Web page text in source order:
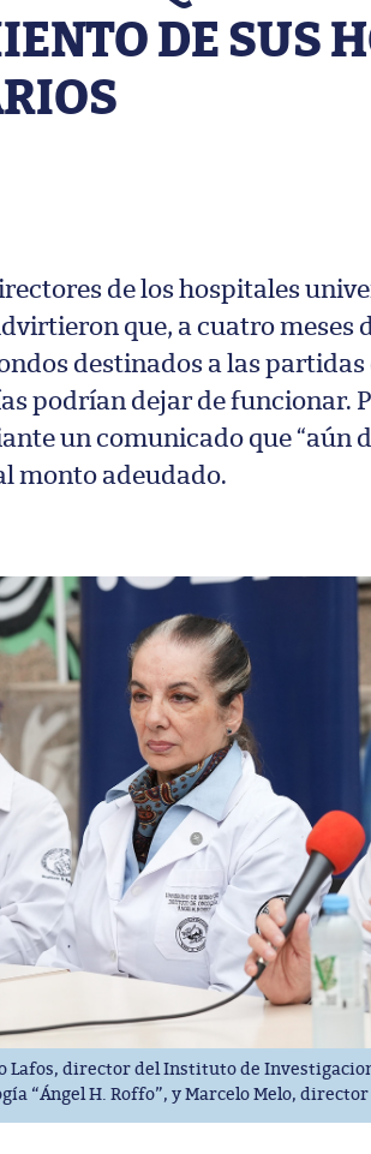
DE SUS
de los hospitales
que, a cuatro meses
destinados a las
podrían dejar de funcionar.
un comunicado que “aún
monto adeudado.
Lafos, director del Instituto de
“Ángel H. Roffo”, y Marcelo Melo, director